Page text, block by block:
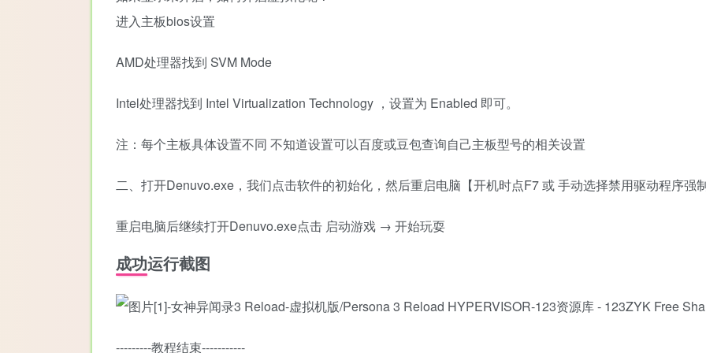
进入主板bios设置
AMD处理器找到 SVM Mode
Intel处理器找到 Intel Virtualization Technology ，设置为 Enabled 即可。
注：每个主板具体设置不同 不知道设置可以百度或豆包查询自己主板型号的相关设置
二、打开Denuvo.exe，我们点击软件的初始化，然后重启电脑【开机时点F7 或 手动选择禁用驱动程序强
重启电脑后继续打开Denuvo.exe点击 启动游戏 → 开始玩耍
成功运行截图
---------教程结束-----------